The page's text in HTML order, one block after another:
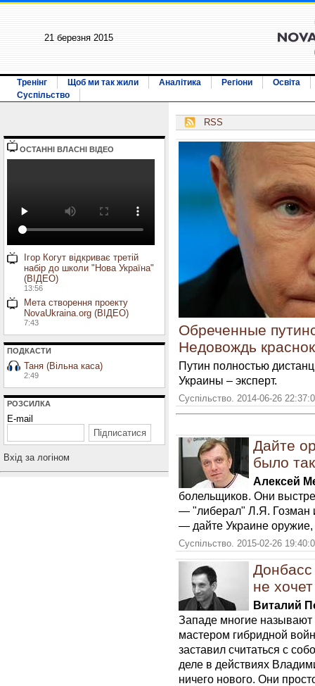
21 березня 2015
Тренінг Щоб ми так жили Аналітика Регіони
Освіта
Суспільство
ОСТАННI ВЛАСНI ВIДЕО
Ігор Когут відкриває третій
набір до школи "Нова Україна"
(ВІДЕО)
13:56
Мета створення проекту
NovaUkraina.org (ВІДЕО)
7:43
ПОДКАСТИ
Таня (Вільна каса)
2:49
РОЗСИЛКА
E-mail
Вхiд за логiном
RSS
Обреченные
Недовождь
Путин полностью
Украины – эксперт.
Суспільство. 2014-06-26
Дайте
было
Алексей
болельщиков. Они
— "либерал" Л.Я. Гозман
— дайте Украине
Суспільство. 2015-02-26
Донбасс
не
Виталий
Западе многие
мастером гибридной
заставил считаться с
деле в действиях
ничего нового. Они